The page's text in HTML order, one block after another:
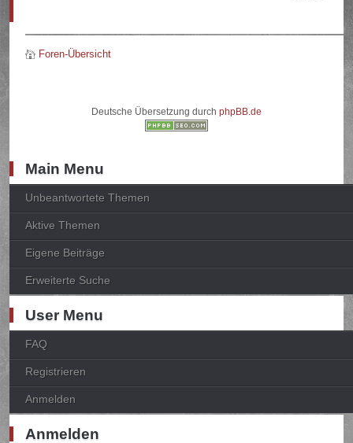
Foren-Übersicht
Deutsche Übersetzung durch phpBB.de
Main Menu
Unbeantwortete Themen
Aktive Themen
Eigene Beiträge
Erweiterte Suche
User Menu
FAQ
Registrieren
Anmelden
Anmelden